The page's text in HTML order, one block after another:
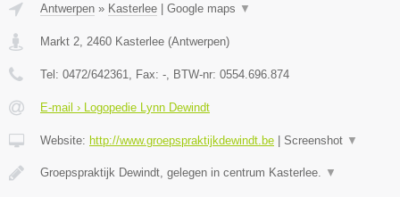
Antwerpen » Kasterlee Google maps ▼
Markt 2 2460 Kasterlee (Antwerpen)
Tel: 0472/642361 , Fax: - , BTW-nr: 0554.696.874
E-mail › Logopedie Lynn Dewindt
Website: http://www.groepspraktijkdewindt.be Screenshot ▼
Groepspraktijk Dewindt, gelegen in centrum Kasterlee. ▼